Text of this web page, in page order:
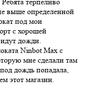
выше определенной
под мои
с хорошей
идут дожди.
Ninbot Max с
мне сделали там
дождь попадала,
этот магазин.